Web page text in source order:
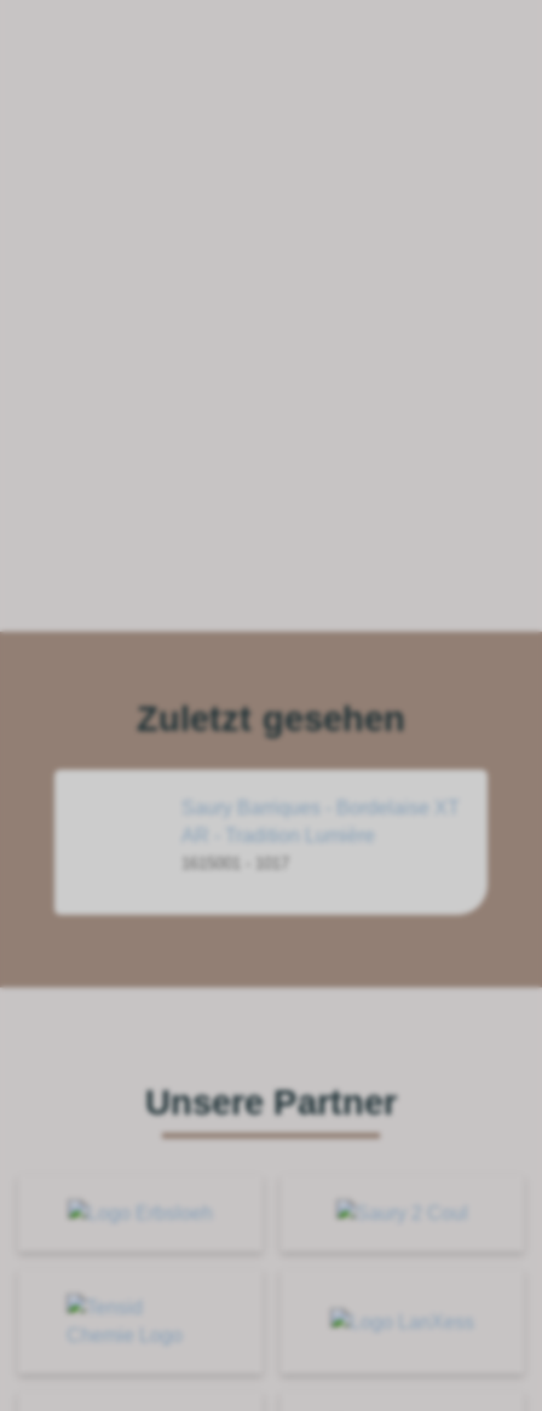
Zuletzt gesehen
Saury Barriques - Bordelaise XT
AR - Tradition Lumière
Unsere Partner